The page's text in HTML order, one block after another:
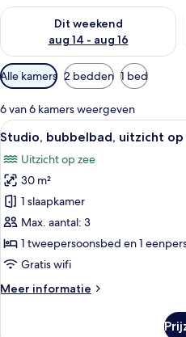
Dit weekend
aug 14 - aug 16
De beschikbaarheid
Beschikbare
filters
voor
kamers
Alle kamers 2 bedden 1 bed
6 van 6 kamers weergeven
Alle
foto's
voor
Studio,
bubbelbad,
uitzicht
op
zee
9
Studio, bubbelbad, uitzicht op
Uitzicht op zee
30 m²
1 slaapkamer
Max. aantal: 3
1 tweepersoonsbed en 1
Gratis wifi
Meer informatie
Meer